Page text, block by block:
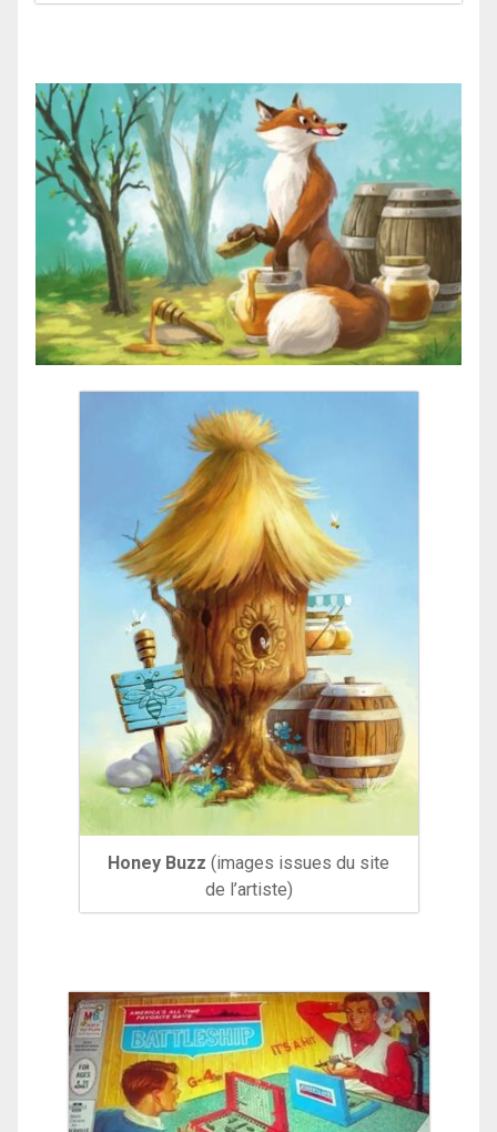
Honey Buzz (images issues du site
de l’artiste)